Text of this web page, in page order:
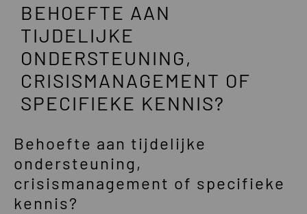
BEHOEFTE AAN
TIJDELIJKE
ONDERSTEUNING,
CRISISMANAGEMENT OF
SPECIFIEKE KENNIS?
Behoefte aan tijdelijke
ondersteuning,
crisismanagement of specifieke
kennis?